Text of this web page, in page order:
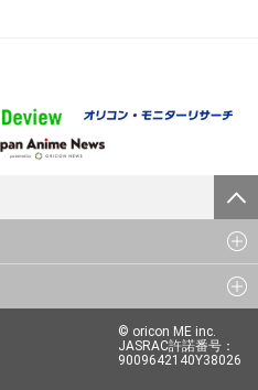
© oricon ME inc.
JASRAC許諾番号：
9009642140Y38026